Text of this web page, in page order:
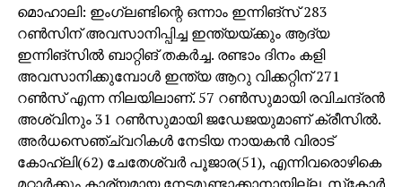
മൊഹാലി: ഇംഗ്ലണ്ടിന്റെ ഒന്നാം ഇന്നിങ്‌സ് 283
റണ്‍സിന് അവസാനിപ്പിച്ച ഇന്ത്യയ്ക്കും ആദ്യ
ഇന്നിങ്‌സില്‍ ബാറ്റിങ് തകര്‍ച്ച. രണ്ടാം ദിനം കളി
അവസാനിക്കുമ്പോള്‍ ഇന്ത്യ ആറു വിക്കറ്റിന് 271
റണ്‍സ് എന്ന നിലയിലാണ്. 57 റണ്‍സുമായി രവിചന്ദ്രന്‍
അശ്വിനും 31 റണ്‍സുമായി ജഡേജയുമാണ് ക്രീസില്‍.
അര്‍ധസെഞ്ച്വറികള്‍ നേടിയ നായകന്‍ വിരാട്
കോഹ്ലി(62) ചേതേശ്വര്‍ പൂജാര(51), എന്നിവരൊഴികെ